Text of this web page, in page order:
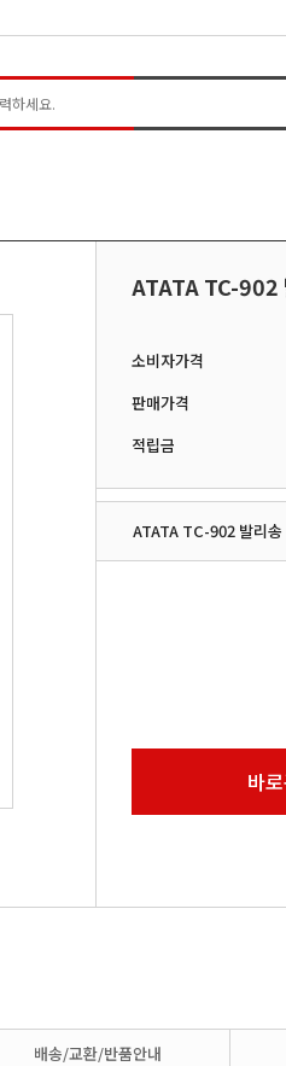
ATATA TC-902
소비자가격
판매가격
적립금
ATATA TC-902 발리
바
배송/교환/반품안내